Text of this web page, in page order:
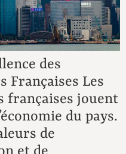
des
Françaises Les
françaises jouent
du pays.
de